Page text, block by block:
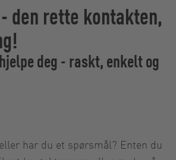
den rette kontakten,
deg - raskt, enkelt og
har du et spørsmål? Enten du